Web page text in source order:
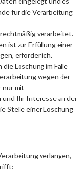
für die Verarbeitung
verarbeitet.
ist zur Erfüllung einer
erforderlich.
Löschung im Falle
wegen der
nur mit
und Ihr Interesse an der
Stelle einer Löschung
verlangen,